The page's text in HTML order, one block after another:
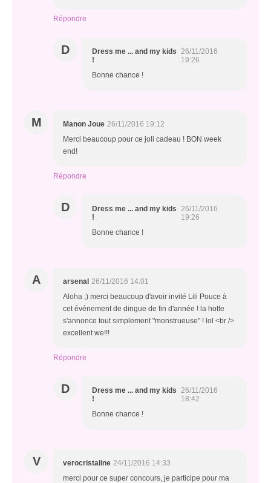
Répondre
D
Dress me ... and my kids
!
26/11/2016
19:26
Bonne chance !
M Manon Joue 26/11/2016 19:12
Merci beaucoup pour ce joli cadeau ! BON week
end!
Répondre
D
Dress me ... and my kids
!
26/11/2016
19:26
Bonne chance !
A arsenal 26/11/2016 14:01
Aloha ;) merci beaucoup d'avoir invité Lili Pouce à
cet événement de dingue de fin d'année ! la hotte
s'annonce tout simplement "monstrueuse" ! lol <br />
excellent we!!!
Répondre
D
Dress me ... and my kids
!
26/11/2016
18:42
Bonne chance !
V verocristaline 24/11/2016 14:33
merci pour ce super concours, je participe pour ma